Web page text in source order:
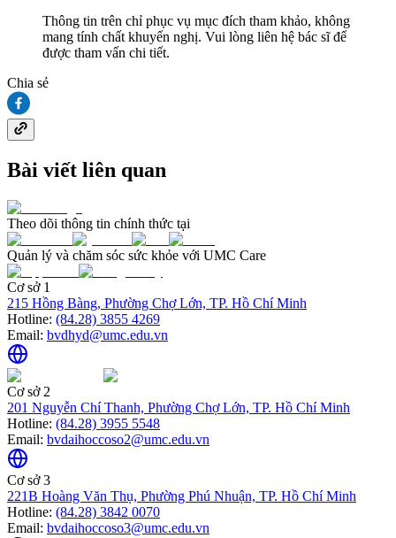
Thông tin trên chỉ phục vụ mục đích tham khảo, không
mang tính chất khuyến nghị. Vui lòng liên hệ bác sĩ để
được tham vấn chi tiết.
Chia sẻ
Bài viết liên quan
Theo dõi thông tin chính thức tại
Quản lý và chăm sóc sức khỏe với UMC Care
Cơ sở 1
215 Hồng Bàng, Phường Chợ Lớn, TP. Hồ Chí Minh
Hotline: (84.28) 3855 4269
Email: bvdhyd@umc.edu.vn
Cơ sở 2
201 Nguyễn Chí Thanh, Phường Chợ Lớn, TP. Hồ Chí Minh
Hotline: (84.28) 3955 5548
Email: bvdaihoccoso2@umc.edu.vn
Cơ sở 3
221B Hoàng Văn Thụ, Phường Phú Nhuận, TP. Hồ Chí Minh
Hotline: (84.28) 3842 0070
Email: bvdaihoccoso3@umc.edu.vn